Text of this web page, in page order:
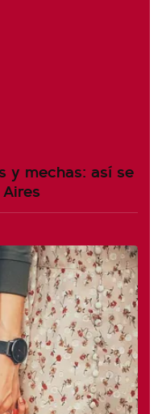
y mechas: así se